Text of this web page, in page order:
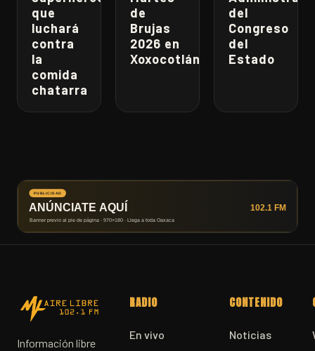
que
luchará
contra
la
comida
chatarra
de
Brujas
2026 en
Xoxocotlán
del
Congreso
del
Estado
Información libre
RADIO
En vivo
CONTENIDO
Noticias